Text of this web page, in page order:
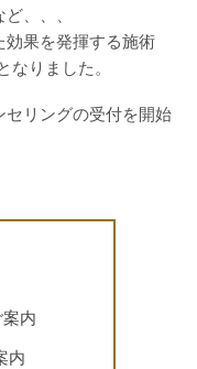
、、、
効果を発揮する施術
なりました。
リングの受付を開始
内
内